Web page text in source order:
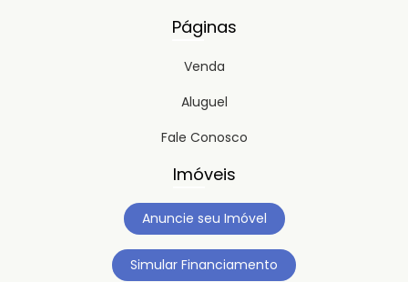
Páginas
Venda
Aluguel
Fale Conosco
Imóveis
Anuncie seu Imóvel
Simular Financiamento